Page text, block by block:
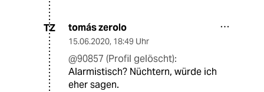
TZ tomás zerolo
15.06.2020, 18:49 Uhr
@90857 (Profil gelöscht):
Alarmistisch? Nüchtern, würde ich
eher sagen.